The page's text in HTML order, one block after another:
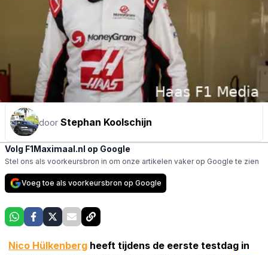
door Stephan Koolschijn
Volg F1Maximaal.nl op Google
Stel ons als voorkeursbron in om onze artikelen vaker op Google te zien
Voeg toe als voorkeursbron op Google
Nico Hülkenberg heeft tijdens de eerste testdag in